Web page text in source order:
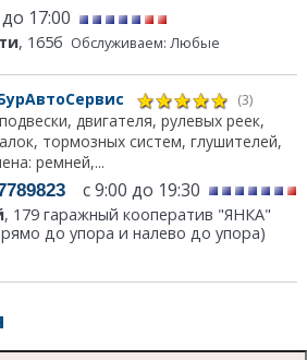
17:00
, 165б Обслуживаем: Любые
(3)
двигателя, рулевых реек,
тормозных систем, глушителей,
ремней,...
с 9:00 до 19:30
, 179 гаражный кооператив "ЯНКА"
до упора и налево до упора)